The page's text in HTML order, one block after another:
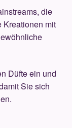
die
Kreationen mit
Düfte ein und
Sie sich